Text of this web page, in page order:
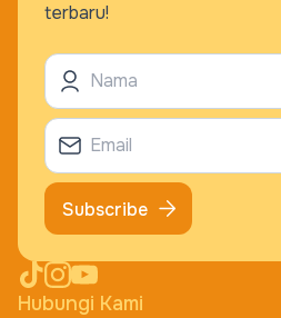
Hubungi Kami
terbaru!
Subscribe